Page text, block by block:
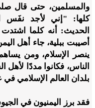
والمسلمين، حتى قال
كلها: "إني لأجد نفَس
الحديث: أنه كلما
أصيبت ببلية، جاء أهل
ينصر الإسلام، ومن
الناس، فكانوا مددًا لأهل
بلدان العالم الإسلامي في
فقد برز اليمنيون في